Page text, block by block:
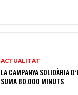
ACTUALITAT
LA CAMPANYA SOLIDÀRIA
SUMA 80.000 MINUTS